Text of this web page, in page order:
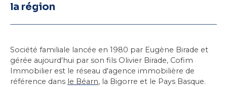
la région
Société familiale lancée en 1980 par Eugène Birade et
gérée aujourd'hui par son fils Olivier Birade, Cofim
Immobilier est le réseau d'agence immobilière de
référence dans le Béarn, la Bigorre et le Pays Basque.